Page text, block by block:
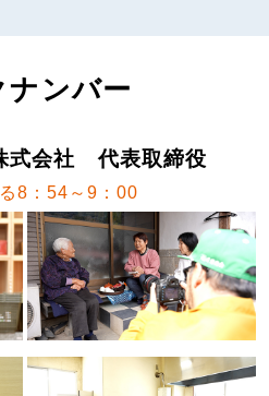
ナンバー
式会社 代表取締役
8：54～9：00